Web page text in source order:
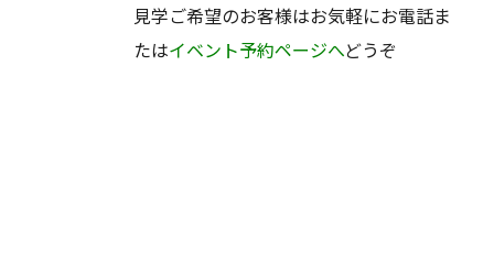
見学ご希望のお客様はお気軽にお電話ま
たはイベント予約ページへどうぞ